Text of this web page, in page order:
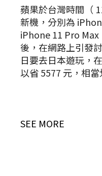
蘋果於台灣時間（
新機，分別為
iPhone 11 Pro
後，在網路上引發
日要去日本遊玩，
以省 5577 元，相當
SEE MORE